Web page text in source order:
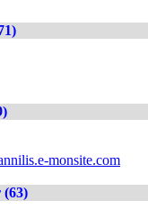
monsite.com
(63)